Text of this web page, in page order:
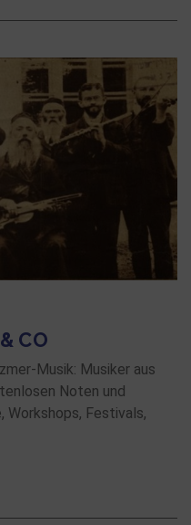
CO
Musik: Musiker aus
Noten und
Workshops, Festivals,